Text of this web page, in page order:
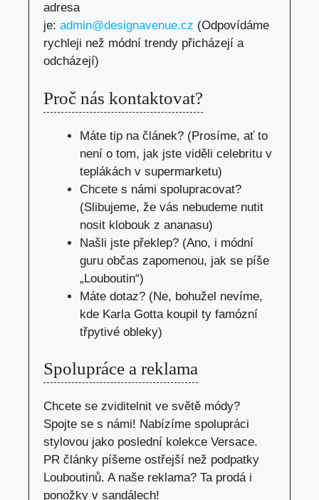
adresa
je: admin@designavenue.cz (Odpovídáme
rychleji než módní trendy přicházejí a
odcházejí)
Proč nás kontaktovat?
Máte tip na článek? (Prosíme, ať to
není o tom, jak jste viděli celebritu v
teplákách v supermarketu)
Chcete s námi spolupracovat?
(Slibujeme, že vás nebudeme nutit
nosit klobouk z ananasu)
Našli jste překlep? (Ano, i módní
guru občas zapomenou, jak se píše
„Louboutin“)
Máte dotaz? (Ne, bohužel nevíme,
kde Karla Gotta koupil ty famózní
třpytivé obleky)
Spolupráce a reklama
Chcete se zviditelnit ve světě módy?
Spojte se s námi! Nabízíme spolupráci
stylovou jako poslední kolekce Versace.
PR články píšeme ostřejší než podpatky
Louboutinů. A naše reklama? Ta prodá i
ponožky v sandálech!